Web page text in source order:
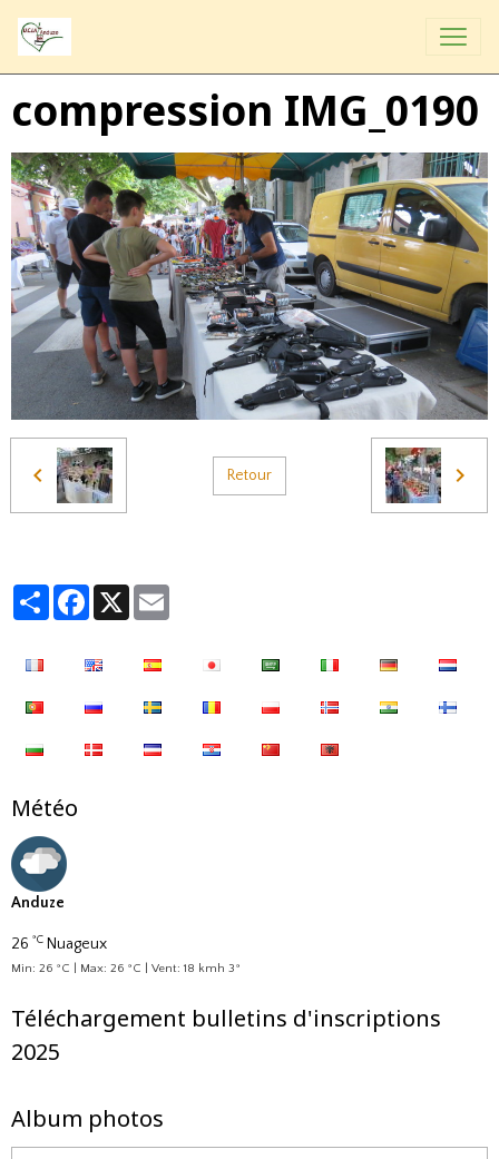
compression IMG_0190
Retour
PartagerFacebook
X
Météo
Anduze
26 °C Nuageux
Min: 26 °C | Max: 26 °C | Vent: 18 kmh 3°
Téléchargement bulletins d'inscriptions
2025
Album photos